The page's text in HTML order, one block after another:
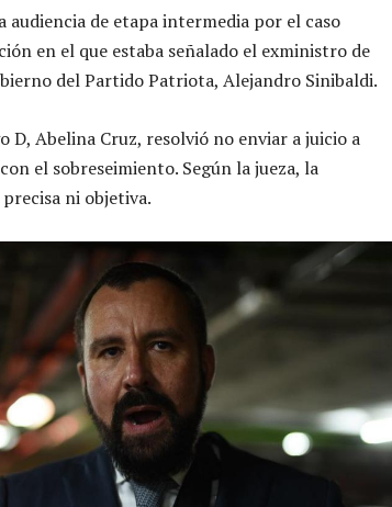
audiencia de etapa intermedia por el caso
en el que estaba señalado el exministro de
del Partido Patriota, Alejandro Sinibaldi.
D, Abelina Cruz, resolvió no enviar a juicio a
el sobreseimiento. Según la jueza, la
ni objetiva.